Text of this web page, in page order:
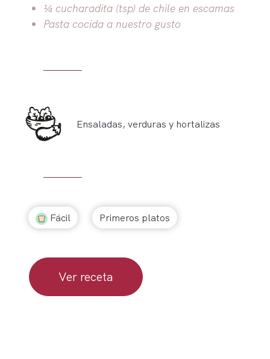
¼ cucharadita (tsp) de chile en escamas
Pasta cocida a nuestro gusto
Ensaladas, verduras y hortalizas
Fácil Primeros platos
Ver receta